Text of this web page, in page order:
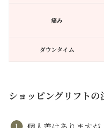
痛み
ダウンタイム
ショッピングリフトの